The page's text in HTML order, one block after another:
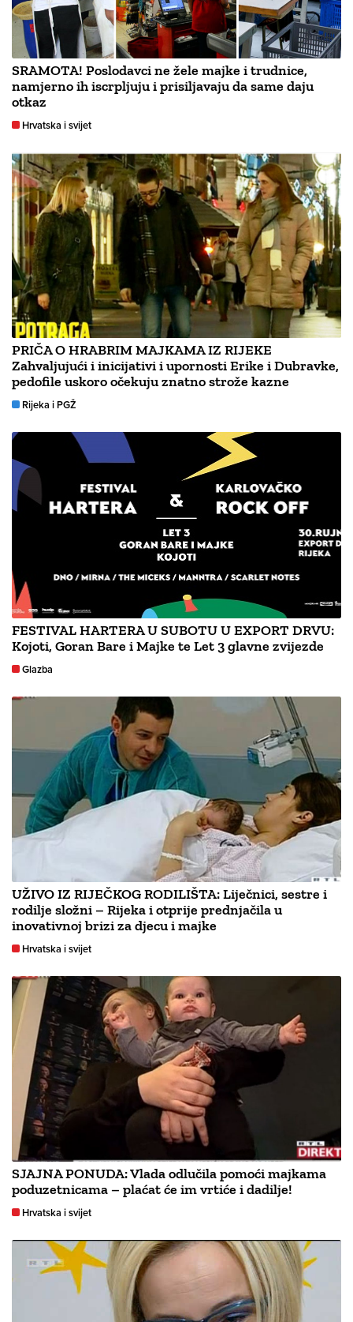
SRAMOTA! Poslodavci ne žele majke i trudnice,
namjerno ih iscrpljuju i prisiljavaju da same daju
otkaz
Hrvatska i svijet
PRIČA O HRABRIM MAJKAMA IZ RIJEKE
Zahvaljujući i inicijativi i upornosti Erike i Dubravke,
pedofile uskoro očekuju znatno strože kazne
Rijeka i PGŽ
FESTIVAL HARTERA U SUBOTU U EXPORT DRVU:
Kojoti, Goran Bare i Majke te Let 3 glavne zvijezde
Glazba
UŽIVO IZ RIJEČKOG RODILIŠTA: Liječnici, sestre i
rodilje složni – Rijeka i otprije prednjačila u
inovativnoj brizi za djecu i majke
Hrvatska i svijet
SJAJNA PONUDA: Vlada odlučila pomoći majkama
poduzetnicama – plaćat će im vrtiće i dadilje!
Hrvatska i svijet